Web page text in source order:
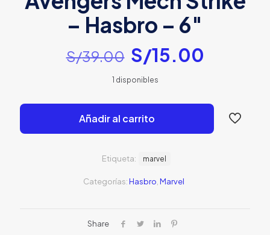
– Hasbro – 6″
S/39.00 El
precio
original
era:
S/39.00.
S/15.00
es:
S/
1 disponibles
Añadir al carrito
Categorías:Hasbro Marvel
Etiqueta: marvel
Share